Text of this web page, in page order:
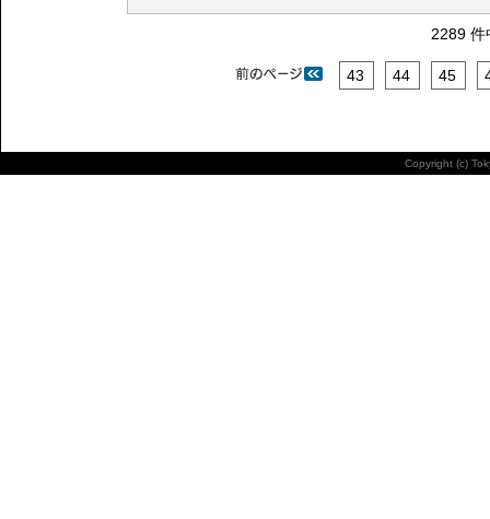
2289
43 44 45
Copyright (c)